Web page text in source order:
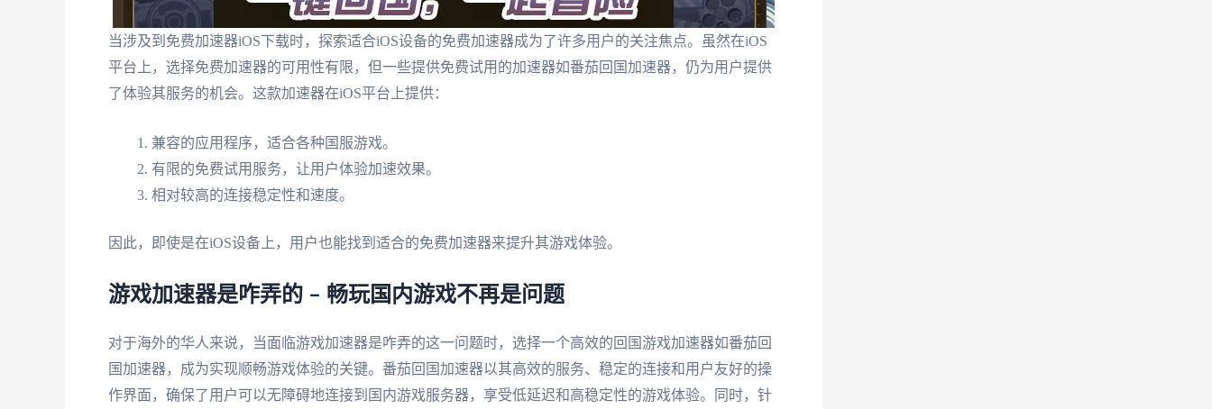
当涉及到免费加速器iOS下载时，探索适合iOS设备的免费加速器成为了许多用户的关注焦点。虽然在iOS
平台上，选择免费加速器的可用性有限，但一些提供免费试用的加速器如番茄回国加速器，仍为用户提供
了体验其服务的机会。这款加速器在iOS平台上提供：
兼容的应用程序，适合各种国服游戏。
有限的免费试用服务，让用户体验加速效果。
相对较高的连接稳定性和速度。
因此，即使是在iOS设备上，用户也能找到适合的免费加速器来提升其游戏体验。
游戏加速器是咋弄的 – 畅玩国内游戏不再是问题
对于海外的华人来说，当面临游戏加速器是咋弄的这一问题时，选择一个高效的回国游戏加速器如番茄回
国加速器，成为实现顺畅游戏体验的关键。番茄回国加速器以其高效的服务、稳定的连接和用户友好的操
作界面，确保了用户可以无障碍地连接到国内游戏服务器，享受低延迟和高稳定性的游戏体验。同时，针